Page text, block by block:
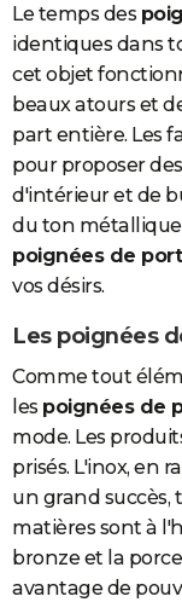
Destinations
City break
Voyage nature
Voyage de noces
Forum
Climat
+
GUIDES D'ACHAT
BONS PLANS
CARTE DE VOEUX
Carte de Noël
Carte Bonne année
Carte Saint-Valentin
Carte Pâques
Carte d'anniversaire
DICTIONNAIRE
Dictionnaire
Biographies
Citations
Expressions
Proverbes
PROGRAMME TV
S'inscrire
Se connecter
Lycées
Collèges
Primaires
Universités
Entreprises
Service militaire
Avis de recherche
AVIS DE DÉCÈS
FORUM
Bricolage
Lifestyle
Culture
Sport
Auto
Television
Voyage
Cinema
Le temps des
identiques dans
cet objet
beaux atours et
part entière. Les
pour proposer
d'intérieur et de
du ton métallique
poignées de
vos désirs.
Les poignées
Comme tout
les poignées de
mode. Les
prisés. L'inox, en
un grand succès,
matières sont à
bronze et la
avantage de